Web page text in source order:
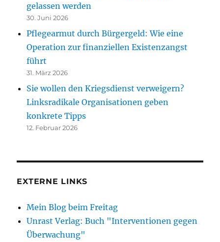
gelassen werden
30. Juni 2026
Pflegearmut durch Bürgergeld: Wie eine
Operation zur finanziellen Existenzangst
führt
31. März 2026
Sie wollen den Kriegsdienst verweigern?
Linksradikale Organisationen geben
konkrete Tipps
12. Februar 2026
EXTERNE LINKS
Mein Blog beim Freitag
Unrast Verlag: Buch "Interventionen gegen
Überwachung"